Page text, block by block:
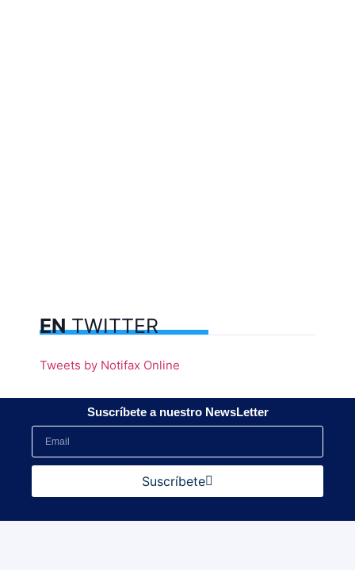
ENTWITTER
Tweets by Notifax Online
Suscríbete a nuestro NewsLetter
Suscríbete